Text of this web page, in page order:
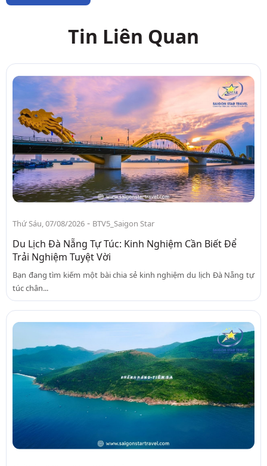
Tin Liên Quan
Thứ Sáu, 07/08/2026 - BTV5_Saigon Star
Du Lịch Đà Nẵng Tự Túc: Kinh Nghiệm Cần Biết Để
Trải Nghiệm Tuyệt Vời
Bạn đang tìm kiếm một bài chia sẻ kinh nghiệm du lịch Đà Nẵng tự
túc chân...